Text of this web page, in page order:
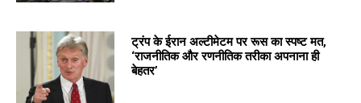
ट्रंप के ईरान अल्टीमेटम पर रूस का स्पष्ट मत,
‘राजनीतिक और रणनीतिक तरीका अपनाना ही
बेहतर’